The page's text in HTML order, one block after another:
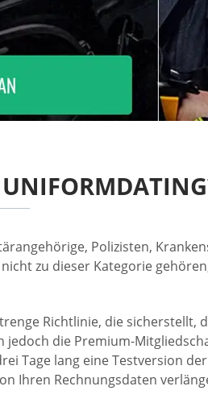
Polizisten,
zu dieser Kategorie
Richtlinie, die sicherstellt,
die Premium-
Tage lang eine Testversion
Ihren Rechnungsdaten